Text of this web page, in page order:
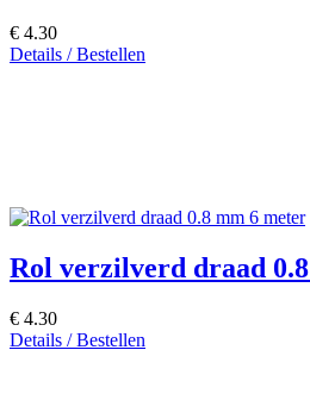
€ 4.30
Details / Bestellen
Rol verzilverd draad
€ 4.30
Details / Bestellen